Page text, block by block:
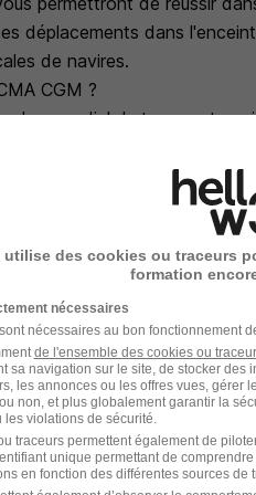
déplacements dans
de navires.
CGM ?
mondial du transport
Travailler avec
professionnel
stimulant, au sein d'une
progression de carrière.
à contribuer à la réussite
et en pleine évolution, ce
CMA CGM !
utilise des cookies ou traceurs
formation
nécessaires
nécessaires au bon fonctionnement
de l'ensemble des cookies ou
sa navigation sur le site, de stocker
les annonces ou les offres vues, gérer
non, et plus globalement garantir la
violations de sécurité.
traceurs permettent également de
unique permettant de
en fonction des différentes sources de